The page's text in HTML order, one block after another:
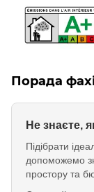
Порада
Не знаєте,
Підібрати
допоможемо
простору та